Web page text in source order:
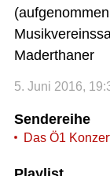
Maderthaner
5. Juni 2016,
Sendereihe
Das Ö1